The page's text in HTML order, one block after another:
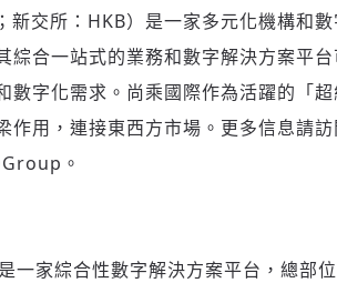
新交所：HKB）是一家多元化機構和
綜合一站式的業務和數字解決方案平
數字化需求。尚乘國際作為活躍的「
用，連接東西方市場。更多信息請訪
。
一家綜合性數字解決方案平台，總部